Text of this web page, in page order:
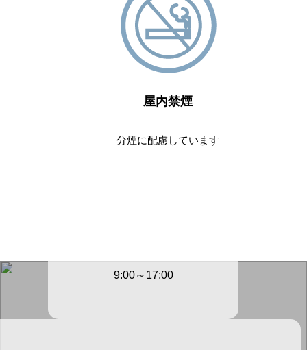
屋内禁煙
分煙に配慮しています
9:00～17:00